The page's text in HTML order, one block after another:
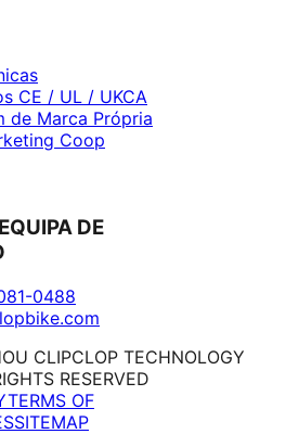
CE / UL / UKCA
de Marca Própria
Coop
DE
0488
CLIPCLOP TECHNOLOGY
RESERVED
TERMS OF
SITEMAP